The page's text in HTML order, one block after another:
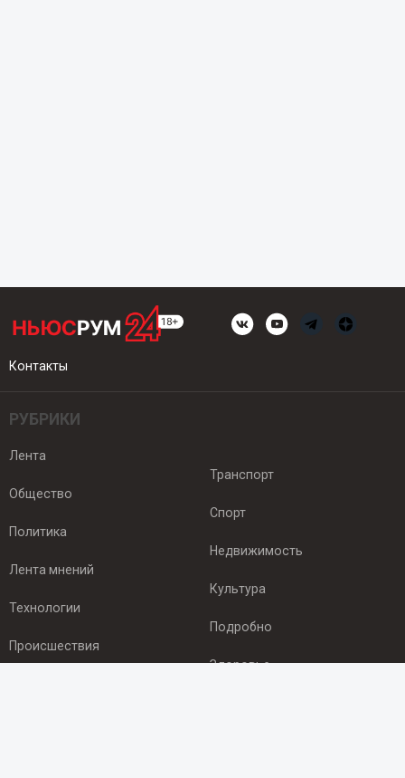
Контакты
РУБРИКИ
Лента
Общество
Политика
Лента мнений
Технологии
Происшествия
Транспорт
Спорт
Недвижимость
Культура
Подробно
Здоровье